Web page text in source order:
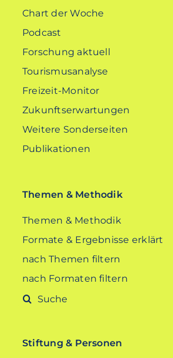
Chart der Woche
Podcast
Forschung aktuell
Tourismusanalyse
Freizeit-Monitor
Zukunftserwartungen
Weitere Sonderseiten
Publikationen
Themen & Methodik
Themen & Methodik
Formate & Ergebnisse erklärt
nach Themen filtern
nach Formaten filtern
Suche
Stiftung & Personen